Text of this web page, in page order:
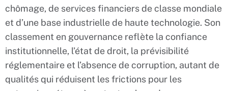
chômage, de services financiers de classe mondiale
et d’une base industrielle de haute technologie. Son
classement en gouvernance reflète la confiance
institutionnelle, l’état de droit, la prévisibilité
réglementaire et l’absence de corruption, autant de
qualités qui réduisent les frictions pour les